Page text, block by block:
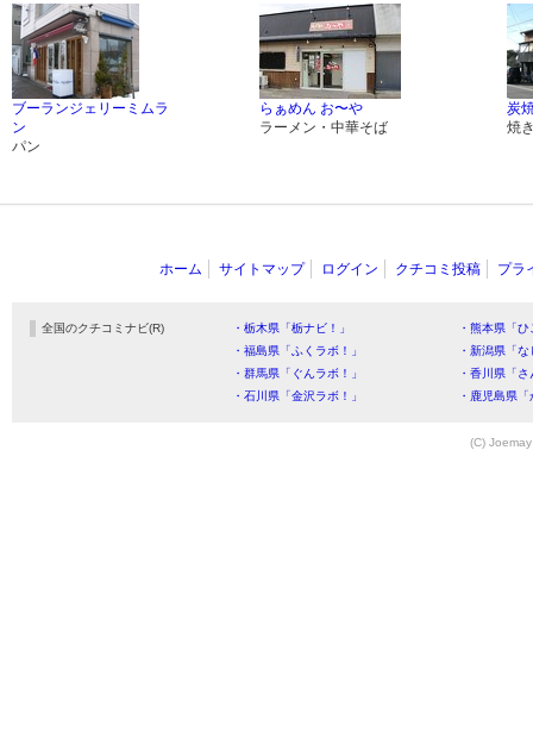
ブーランジェリーミムラ
ン
パン
らぁめん お〜や
ラーメン・中華そば
炭
焼
ホーム サイトマップ ログイン クチコミ投稿 プラ
全国のクチコミナビ(R) ・栃木県「栃ナビ！」
・熊本県「
・福島県「ふくラボ！」
・新潟県「
・群馬県「ぐんラボ！」
・香川県「
・石川県「金沢ラボ！」
・鹿児島県
(C)